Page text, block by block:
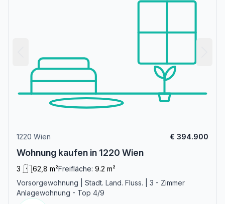
1220 Wien € 394.900
Wohnung kaufen in 1220 Wien
3 62,8 m²Freifläche: 9.2 m²
Vorsorgewohnung | Stadt. Land. Fluss. | 3 - Zimmer
Anlagewohnung - Top 4/9